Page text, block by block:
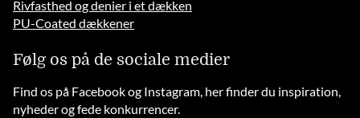
Rivfasthed og denier i et dækken
PU-Coated dækkener
Følg os på de sociale medier
Find os på Facebook og Instagram, her finder du inspiration,
nyheder og fede konkurrencer.